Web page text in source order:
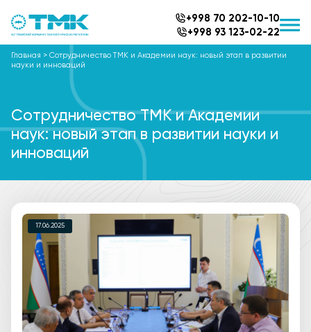
+998 70 202-10-10
+998 93 123-02-22
Главная > Сотрудничество TMK и Академии наук: новый этап в развитии
науки и инноваций
Сотрудничество TMK и Академии
наук: новый этап в развитии науки и
инноваций
17.06.2025